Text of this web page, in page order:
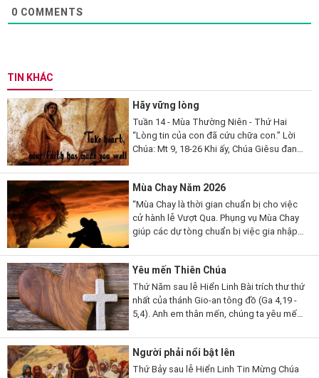
0 COMMENTS
TIN KHÁC
Hãy vững lòng
Tuần 14 - Mùa Thường Niên - Thứ Hai
“Lòng tin của con đã cứu chữa con.” Lời
Chúa: Mt 9, 18-26 Khi ấy, Chúa Giêsu đang
mà thưa...
Mùa Chay Năm 2026
“Mùa Chay là thời gian chuẩn bị cho việc
cử hành lễ Vượt Qua. Phụng vụ Mùa Chay
giúp các dự tòng chuẩn bị việc gia nhập
Chay cũng là thời gian...
Yêu mến Thiên Chúa
Thứ Năm sau lễ Hiển Linh Bài trích thư thứ
nhất của thánh Gio-an tông đồ (Ga 4,19 -
5,4). Anh em thân mến, chúng ta yêu mến
chúng ta trước. Nếu...
Người phải nổi bật lên
Thứ Bảy sau lễ Hiển Linh Tin Mừng Chúa